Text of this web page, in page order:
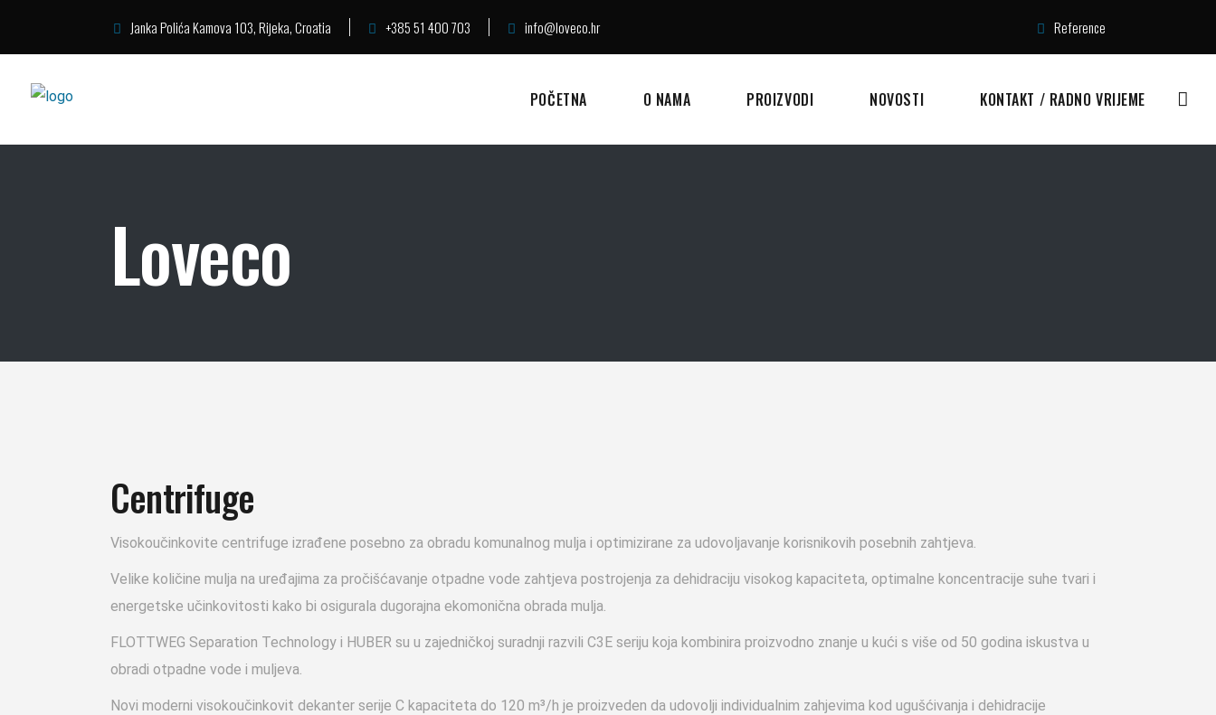
Janka Polića Kamova 103, Rijeka, Croatia +385 51 400 703 info@loveco.hr Reference
POČETNA O NAMA PROIZVODI NOVOSTI KONTAKT / RADNO VRIJEME
Loveco
Centrifuge
Visokoučinkovite centrifuge izrađene posebno za obradu komunalnog mulja i optimizirane za udovoljavanje korisnikovih posebnih zahtjeva.
Velike količine mulja na uređajima za pročišćavanje otpadne vode zahtjeva postrojenja za dehidraciju visokog kapaciteta, optimalne koncentracije suhe tvari i
energetske učinkovitosti kako bi osigurala dugorajna ekomonična obrada mulja.
FLOTTWEG Separation Technology i HUBER su u zajedničkoj suradnji razvili C3E seriju koja kombinira proizvodno znanje u kući s više od 50 godina iskustva u
obradi otpadne vode i muljeva.
Novi moderni visokoučinkovit dekanter serije C kapaciteta do 120 m³/h je proizveden da udovolji individualnim zahjevima kod ugušćivanja i dehidracije